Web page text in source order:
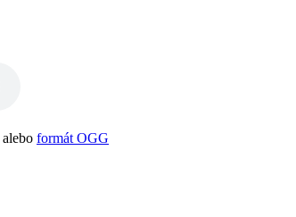
alebo formát OGG